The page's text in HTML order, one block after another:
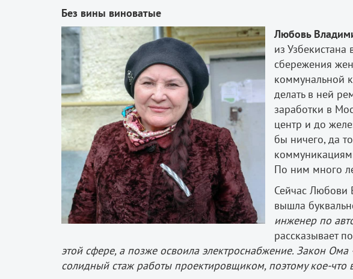
Без вины виноватые
Любовь
из
сбережения
коммунальной
делать в ней
заработки в
центр и до
бы ничего, да
По ним много
Сейчас Любови
вышла
инженер по
рассказывает
этой сфере, а позже освоила электроснабжение. Закон
солидный стаж работы проектировщиком, поэтому кое-